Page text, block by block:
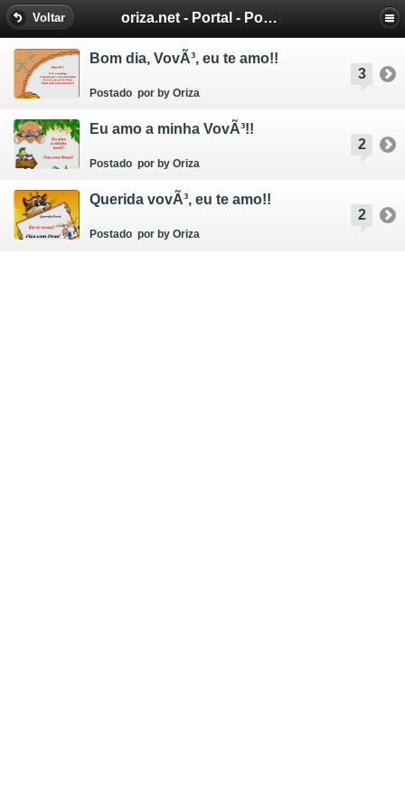
Voltar oriza.net - Portal - Poemas e Mensagens de Oriza Martins
3
Bom dia, VovÃ³, eu te amo!!
Postado por by Oriza
2
Eu amo a minha VovÃ³!!
Postado por by Oriza
2
Querida vovÃ³, eu te amo!!
Postado por by Oriza